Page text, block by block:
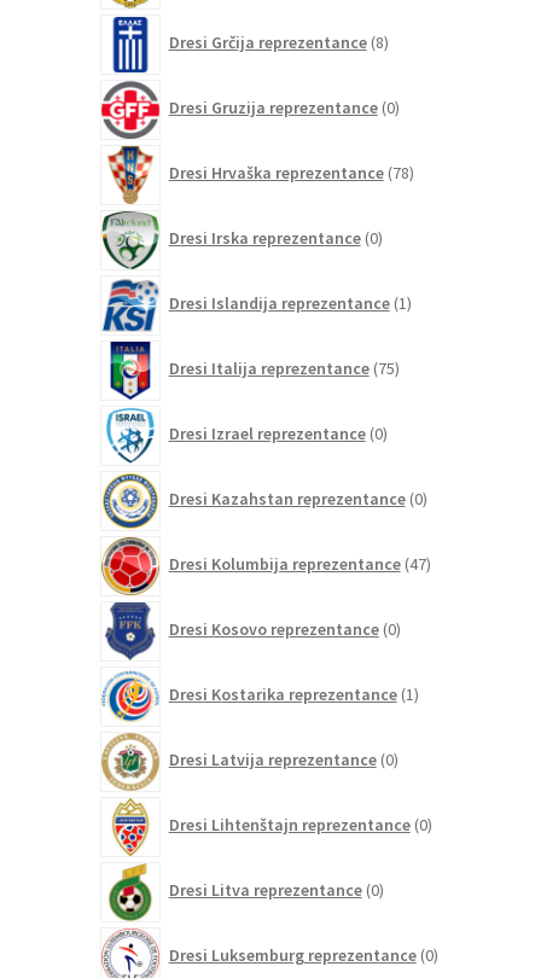
Dresi Grčija reprezentance 8izdelkov
Dresi Gruzija reprezentance 0izdelkov
Dresi Hrvaška reprezentance 78izdelkov
Dresi Irska reprezentance 0izdelkov
Dresi Islandija reprezentance 1izdelek
Dresi Italija reprezentance 75izdelkov
Dresi Izrael reprezentance 0izdelkov
Dresi Kazahstan reprezentance 0izdelkov
Dresi Kolumbija reprezentance 47izdelkov
Dresi Kosovo reprezentance 0izdelkov
Dresi Kostarika reprezentance 1izdelek
Dresi Latvija reprezentance 0izdelkov
Dresi Lihtenštajn reprezentance 0izdelkov
Dresi Litva reprezentance 0izdelkov
Dresi Luksemburg reprezentance 0izdelkov